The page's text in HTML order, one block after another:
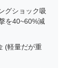
グショック吸
を40~60%減
(軽量だが重